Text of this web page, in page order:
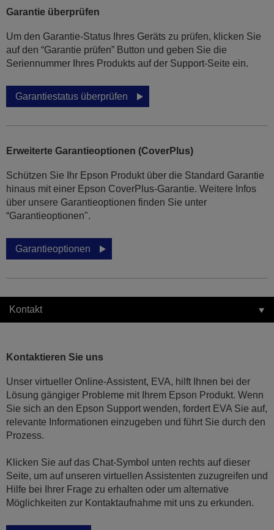
Garantie überprüfen
Um den Garantie-Status Ihres Geräts zu prüfen, klicken Sie
auf den “Garantie prüfen” Button und geben Sie die
Seriennummer Ihres Produkts auf der Support-Seite ein.
Garantiestatus überprüfen
Erweiterte Garantieoptionen (CoverPlus)
Schützen Sie Ihr Epson Produkt über die Standard Garantie
hinaus mit einer Epson CoverPlus-Garantie. Weitere Infos
über unsere Garantieoptionen finden Sie unter
“Garantieoptionen".
Garantieoptionen
Kontakt
Kontaktieren Sie uns
Unser virtueller Online-Assistent, EVA, hilft Ihnen bei der
Lösung gängiger Probleme mit Ihrem Epson Produkt. Wenn
Sie sich an den Epson Support wenden, fordert EVA Sie auf,
relevante Informationen einzugeben und führt Sie durch den
Prozess.
Klicken Sie auf das Chat-Symbol unten rechts auf dieser
Seite, um auf unseren virtuellen Assistenten zuzugreifen und
Hilfe bei Ihrer Frage zu erhalten oder um alternative
Möglichkeiten zur Kontaktaufnahme mit uns zu erkunden.